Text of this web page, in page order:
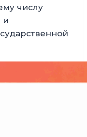
числу
и